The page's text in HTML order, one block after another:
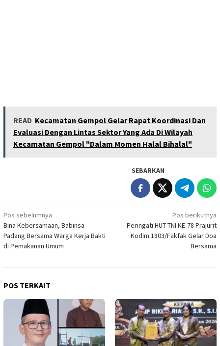
READ Kecamatan Gempol Gelar Rapat Koordinasi Dan
Evaluasi Dengan Lintas Sektor Yang Ada Di Wilayah
Kecamatan Gempol "Dalam Momen Halal Bihalal"
SEBARKAN
Navigasi
pos
Pos sebelumnya
Bina Kebersamaan, Babinsa
Padang Bersama Warga Kerja Bakti
di Pemakanan Umum
Pos berikutnya
Peringati HUT TNI KE-78 Prajurit
Kodim 1803/Fakfak Gelar Doa
Bersama
POS TERKAIT